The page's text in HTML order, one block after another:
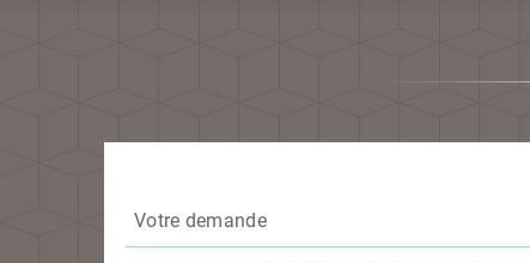
Votre demande